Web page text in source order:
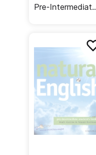
Pre-Intermediate
учителя